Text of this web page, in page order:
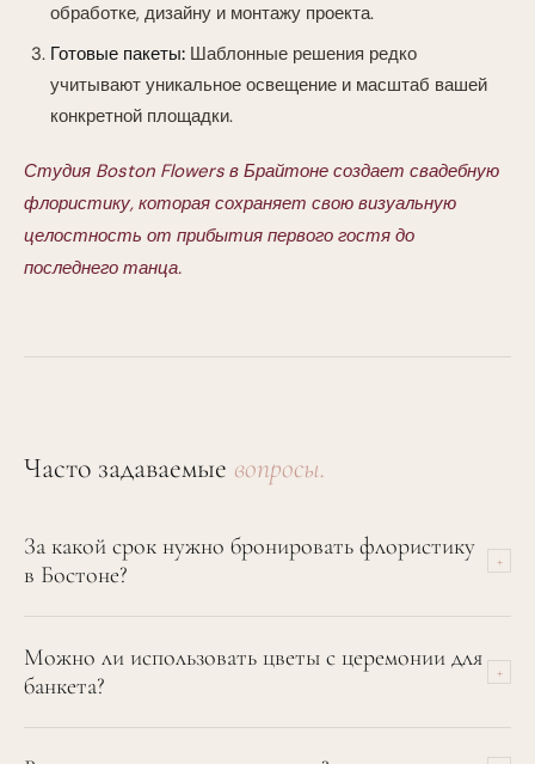
обработке, дизайну и монтажу проекта.
Готовые пакеты: Шаблонные решения редко
учитывают уникальное освещение и масштаб вашей
конкретной площадки.
Студия Boston Flowers в Брайтоне создает свадебную
флористику, которая сохраняет свою визуальную
целостность от прибытия первого гостя до
последнего танца.
Часто задаваемые вопросы.
За какой срок нужно бронировать флористику
в Бостоне?
+
месяцев. Для популярных дат с мая по октябрь лучше
бронировать за год.
Можно ли использовать цветы с церемонии для
банкета?
+